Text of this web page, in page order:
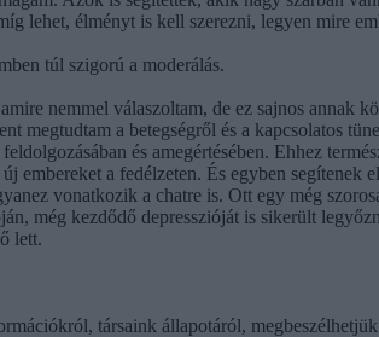
lehet, élményt is kell szerezni, legyen mire
túl szigorú a moderálás.
nemmel válaszoltam, de ez sajnos annak
megtudtam a betegségről és a kapcsolatos
és amegértésében. Ehhez
embereket a fedélzeten. És egyben segítenek
vonatkozik a chatre is. Ott egy még
még kezdődő depresszióját is sikerült
lett.
társaink állapotáról,